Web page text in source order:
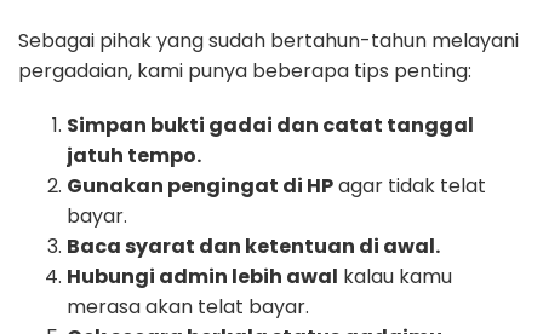
Sebagai pihak yang sudah bertahun-tahun melayani
pergadaian, kami punya beberapa tips penting:
Simpan bukti gadai dan catat tanggal
jatuh tempo.
Gunakan pengingat di HPagar tidak telat
bayar.
Baca syarat dan ketentuan di awal.
Hubungi admin lebih awal kalau kamu
merasa akan telat bayar.